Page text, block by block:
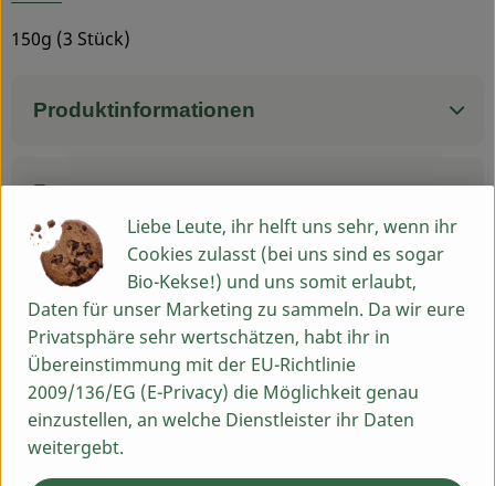
150g (3 Stück)
Produktinformationen
Zutaten
Nährwert-Info
Produktdatenblatt
Herkunft
Liebe Leute, ihr helft uns sehr, wenn ihr
Cookies zulasst (bei uns sind es sogar
Bio-Kekse!) und uns somit erlaubt,
Daten für unser Marketing zu sammeln. Da wir eure
Privatsphäre sehr wertschätzen, habt ihr in
Übereinstimmung mit der EU-Richtlinie
2009/136/EG (E-Privacy) die Möglichkeit genau
einzustellen, an welche Dienstleister ihr Daten
weitergebt.